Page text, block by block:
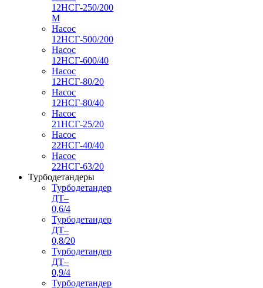
12НСГ-250/200
М
Насос
12НСГ-500/200
Насос
12НСГ-600/40
Насос
12НСГ-80/20
Насос
12НСГ-80/40
Насос
21НСГ-25/20
Насос
22НСГ-40/40
Насос
22НСГ-63/20
Турбодетандеры
Турбодетандер
ДТ–
0,6/4
Турбодетандер
ДТ–
0,8/20
Турбодетандер
ДТ–
0,9/4
Турбодетандер